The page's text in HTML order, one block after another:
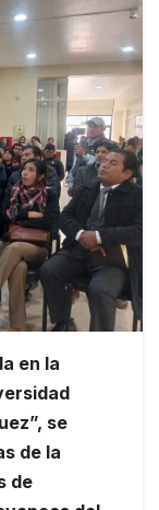
en la
se
de la
de